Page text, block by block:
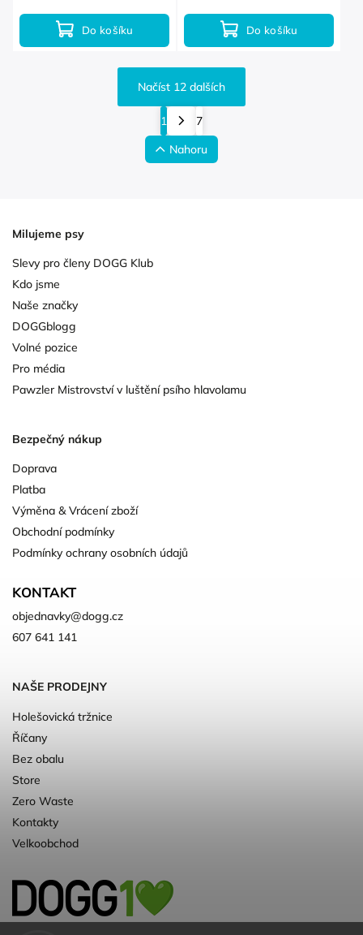
Do košíku Do košíku
Načíst 12 dalších
1
7
Nahoru
Milujeme psy
Slevy pro členy DOGG Klub
Kdo jsme
Naše značky
DOGGblogg
Volné pozice
Pro média
Pawzler Mistrovství v luštění psího hlavolamu
Bezpečný nákup
Doprava
Platba
Výměna & Vrácení zboží
Obchodní podmínky
Podmínky ochrany osobních údajů
KONTAKT
objednavky@dogg.cz
607 641 141
NAŠE PRODEJNY
Holešovická tržnice
Říčany
Bez obalu
Store
Zero Waste
Kontakty
Velkoobchod